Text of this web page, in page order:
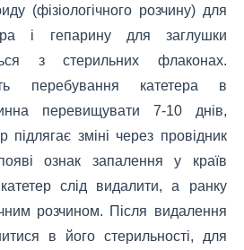
(фізіологічного розчину) для
і гепарину для заглушки
з стерильних флаконах.
перебування катетера в
перевищувати 7-10 днів,
підлягає зміні через провідник
ознак запалення у країв
катетер слід видалити, а ранку
розчином. Після видалення
в його стерильності, для